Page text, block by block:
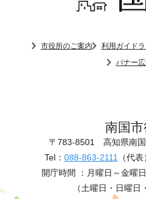
市役所のご案内 利用ガイド
バナー
南国
〒783-8501 高知県南
Tel： 088-863-2111 （代表
開庁時間 ： 月曜日～金曜
（土曜日・日曜